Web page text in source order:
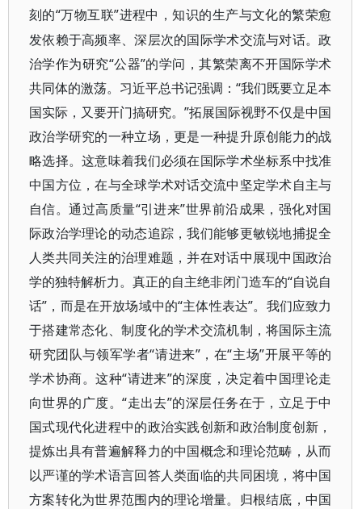
刻的“万物互联”进程中，知识的生产与文化的繁荣愈
发依赖于高频率、深层次的国际学术交流与对话。政
治学作为研究“公器”的学问，其繁荣离不开国际学术
共同体的激荡。习近平总书记强调：“我们既要立足本
国实际，又要开门搞研究。”拓展国际视野不仅是中国
政治学研究的一种立场，更是一种提升原创能力的战
略选择。这意味着我们必须在国际学术坐标系中找准
中国方位，在与全球学术对话交流中坚定学术自主与
自信。通过高质量“引进来”世界前沿成果，强化对国
际政治学理论的动态追踪，我们能够更敏锐地捕捉全
人类共同关注的治理难题，并在对话中展现中国政治
学的独特解析力。真正的自主绝非闭门造车的“自说自
话”，而是在开放场域中的“主体性表达”。我们应致力
于搭建常态化、制度化的学术交流机制，将国际主流
研究团队与领军学者“请进来”，在“主场”开展平等的
学术协商。这种“请进来”的深度，决定着中国理论走
向世界的广度。“走出去”的深层任务在于，立足于中
国式现代化进程中的政治实践创新和政治制度创新，
提炼出具有普遍解释力的中国概念和理论范畴，从而
以严谨的学术语言回答人类面临的共同困境，将中国
方案转化为世界范围内的理论增量。归根结底，中国